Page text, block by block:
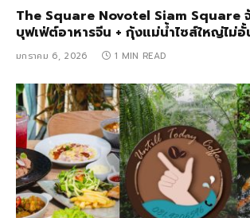
The Square Novotel Siam Square
บุฟเฟ่ต์อาหารจีน + กุ้งแม่น้ำไซส์ใหญ่ไม่อั้
มกราคม 6, 2026 1 MIN READ